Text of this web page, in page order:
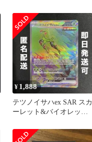
¥ 1,888
テツノイサハex SAR スカ
ーレット&バイオレット
ャ…